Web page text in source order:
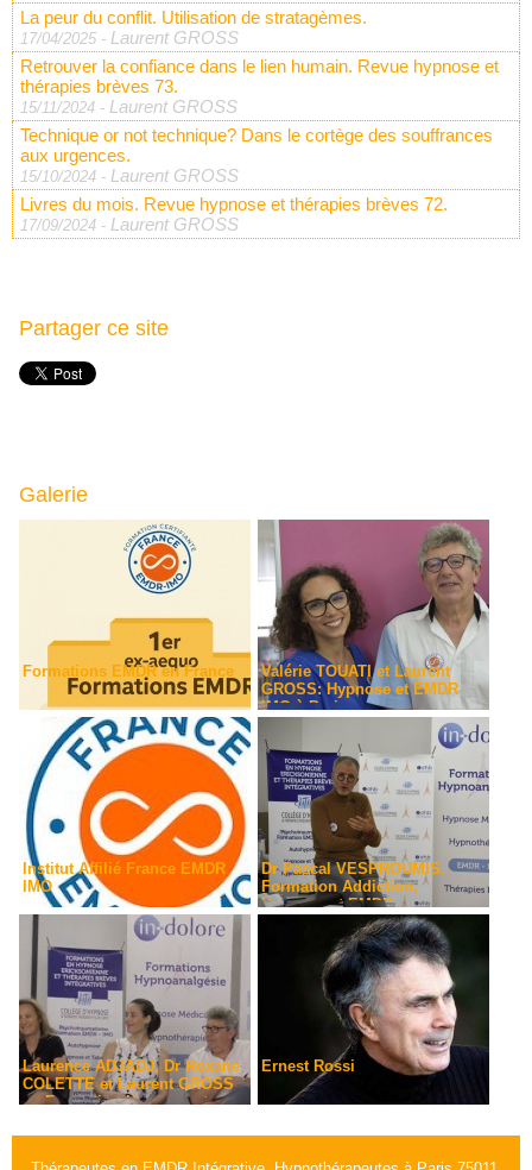
La peur du conflit. Utilisation de stratagèmes.
17/04/2025 - Laurent GROSS
Retrouver la confiance dans le lien humain. Revue hypnose et
thérapies brèves 73.
15/11/2024 - Laurent GROSS
Technique or not technique? Dans le cortège des souffrances
aux urgences.
15/10/2024 - Laurent GROSS
Livres du mois. Revue hypnose et thérapies brèves 72.
17/09/2024 - Laurent GROSS
Partager ce site
Galerie
Formations EMDR en France
Valérie TOUATI et Laurent
GROSS: Hypnose et EMDR
IMO à Paris
Institut Affilié France EMDR
IMO
Dr Pascal VESPROUMIS.
Formation Addiction,
Hypnose et EMDR
Laurence ADJADJ, Dr Roxane
COLETTE et Laurent GROSS
en Formation Hypnose et
Hypnotim avec l'Institut In-
Ernest Rossi